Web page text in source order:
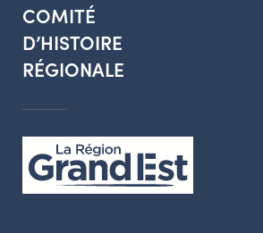
COMITÉ
D’HISTOIRE
RÉGIONALE